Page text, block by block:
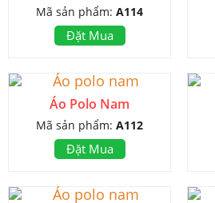
Mã sản phẩm: A114
Đặt Mua
Áo Polo Nam
Mã sản phẩm: A112
Đặt Mua